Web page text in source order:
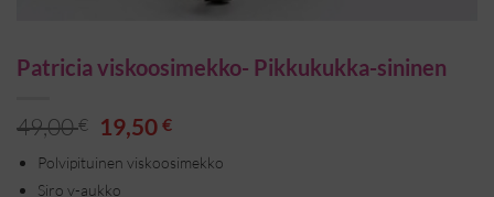
Patricia viskoosimekko- Pikkukukka-sininen
49,00€ Alkuperäinen
hinta
oli:
19,50€Nykyinen
on:
Polvipituinen viskoosimekko
Siro v-aukko